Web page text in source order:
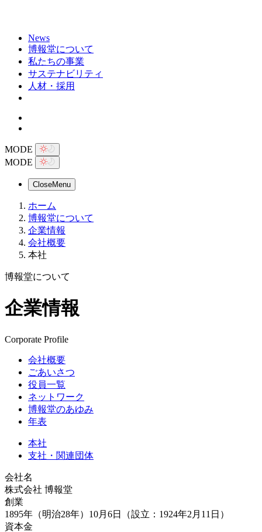
News
博報堂について
私たちの事業
サステナビリティ
人材・採用
MODE
MODE
CloseMenu
ホーム
博報堂について
企業情報
会社概要
本社
博報堂について
企業情報
Corporate Profile
会社概要
ごあいさつ
役員一覧
ネットワーク
博報堂のあゆみ
年表
本社
支社・関連団体
会社名
株式会社 博報堂
創業
1895年（明治28年）10月6日（設立：1924年2月11日）
資本金